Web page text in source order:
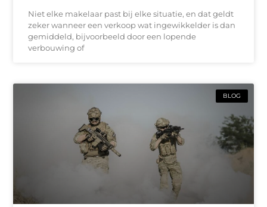
Niet elke makelaar past bij elke situatie, en dat geldt
zeker wanneer een verkoop wat ingewikkelder is dan
gemiddeld, bijvoorbeeld door een lopende
verbouwing of
BLOG